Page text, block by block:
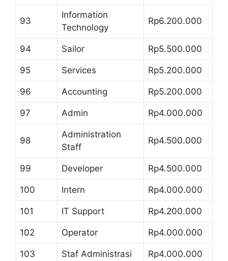
93
Information
Technology
Rp6.200.000
94 Sailor Rp5.500.000
95 Services Rp5.200.000
96 Accounting Rp5.200.000
97 Admin Rp4.000.000
98
Administration
Staff
Rp4.500.000
99 Developer Rp4.500.000
100 Intern Rp4.000.000
101 IT Support Rp4.200.000
102 Operator Rp4.000.000
103 Staf Administrasi Rp4.000.000